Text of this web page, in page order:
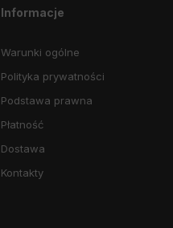
Informacje
Warunki ogólne
Polityka prywatności
Podstawa prawna
Płatność
Dostawa
Kontakty